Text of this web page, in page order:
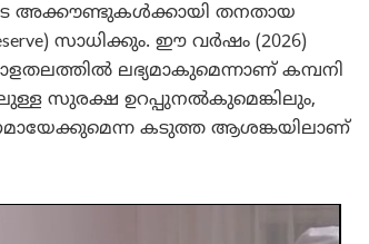
അക്കൗണ്ടുകൾക്കായി തനതായ
സാധിക്കും. ഈ വർഷം (2026)
ലഭ്യമാകുമെന്നാണ് കമ്പനി
സുരക്ഷ ഉറപ്പുനൽകുമെങ്കിലും,
കടുത്ത ആശങ്കയിലാണ്